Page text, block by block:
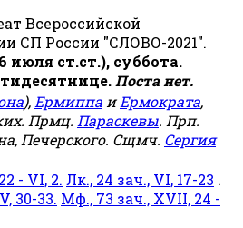
Всероссийской
СП России "СЛОВО-2021".
июля ст.ст.), суббота.
Поста нет.
), Ермиппа иЕрмократа,
Прмц. Параскевы. Прп.
Печерского. Сщмч. Сергия
- VI, 2. Лк., 24 зач., VI, 17-23 .
30-33. Мф., 73 зач., XVII, 24 -